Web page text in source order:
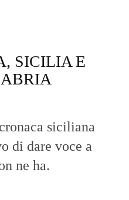
SICILIA E
siciliana
di dare voce a
ne ha.